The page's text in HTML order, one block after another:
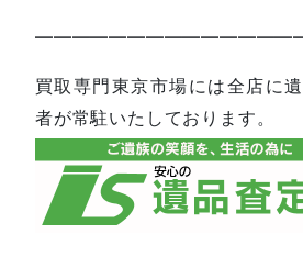
買取専門東京市場には全店に
者が常駐いたしております。